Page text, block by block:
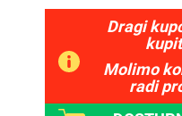
Dragi
Molimo
radi